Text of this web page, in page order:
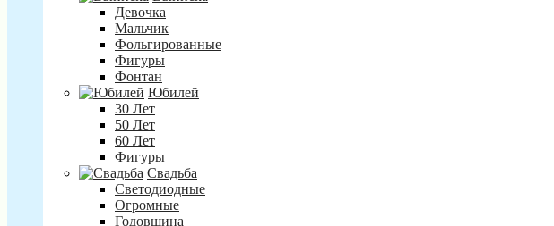
Девочка
Мальчик
Фольгированные
Фигуры
Фонтан
Юбилей
30 Лет
50 Лет
60 Лет
Фигуры
Свадьба
Светодиодные
Огромные
Годовщина